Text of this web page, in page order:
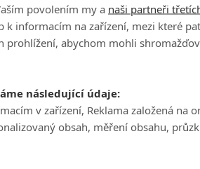
povolením my a naši partneři
k informacím na zařízení, mezi které
prohlížení, abychom mohli
následující údaje:
v zařízení, Reklama založená na
obsah, měření obsahu,